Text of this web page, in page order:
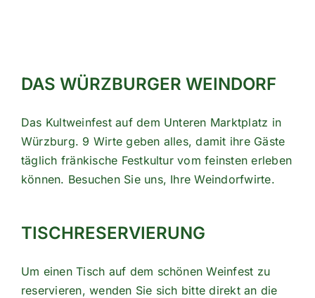
DAS WÜRZBURGER WEINDORF
Das Kultweinfest auf dem Unteren Marktplatz in
Würzburg. 9 Wirte geben alles, damit ihre Gäste
täglich fränkische Festkultur vom feinsten erleben
können. Besuchen Sie uns, Ihre Weindorfwirte.
TISCHRESERVIERUNG
Um einen Tisch auf dem schönen Weinfest zu
reservieren, wenden Sie sich bitte direkt an die